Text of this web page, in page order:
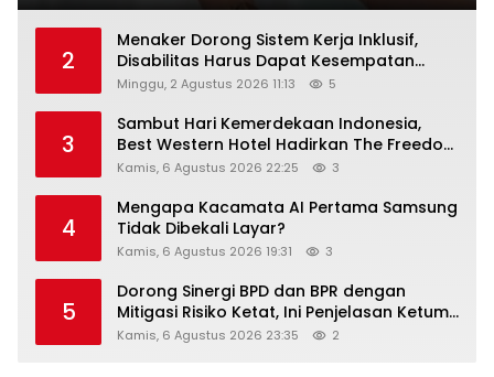
2
Menaker Dorong Sistem Kerja Inklusif,
Disabilitas Harus Dapat Kesempatan
Setara
Minggu, 2 Agustus 2026 11:13 5
3
Sambut Hari Kemerdekaan Indonesia,
Best Western Hotel Hadirkan The Freedom
Stay Diskon Hingga 45%
Kamis, 6 Agustus 2026 22:25 3
4
Mengapa Kacamata AI Pertama Samsung
Tidak Dibekali Layar?
Kamis, 6 Agustus 2026 19:31 3
5
Dorong Sinergi BPD dan BPR dengan
Mitigasi Risiko Ketat, Ini Penjelasan Ketum
Asbanda
Kamis, 6 Agustus 2026 23:35 2